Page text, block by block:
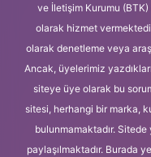
ve İletişim Kurumu (BTK)
olarak hizmet
olarak denetleme veya
Ancak, üyelerimiz
siteye üye olarak bu
sitesi, herhangi bir marka,
bulunmamaktadır. Sitede
paylaşılmaktadır. Burada